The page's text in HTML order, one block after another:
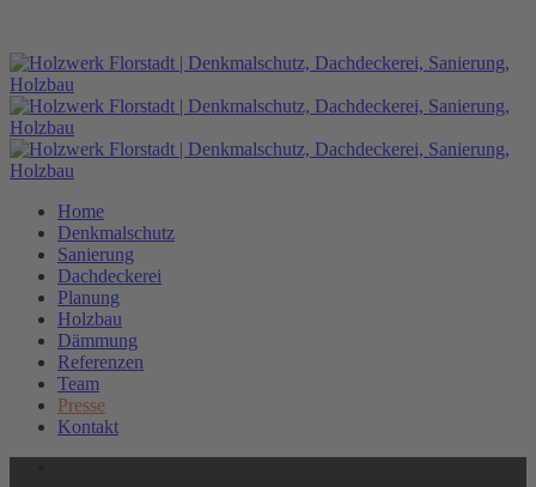
Home
Denkmalschutz
Sanierung
Dachdeckerei
Planung
Holzbau
Dämmung
Referenzen
Team
Presse
Kontakt